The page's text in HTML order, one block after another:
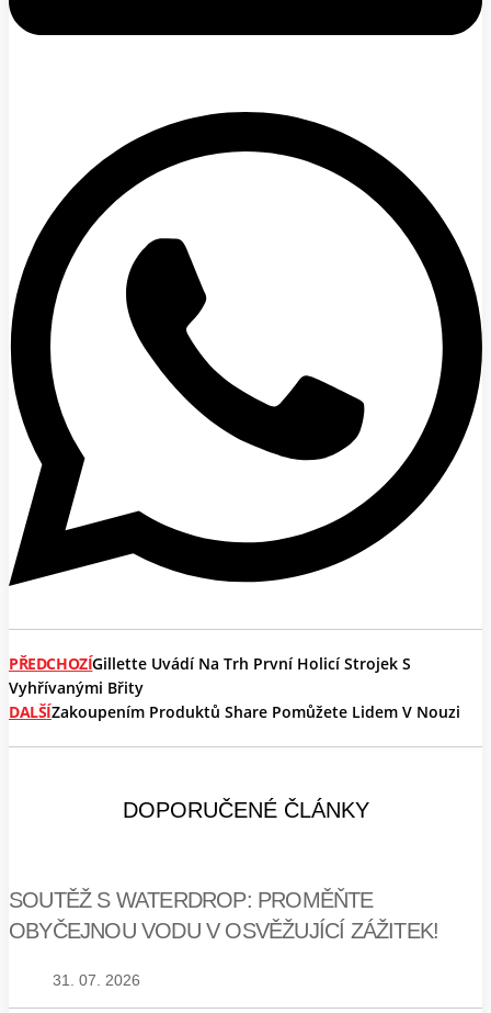
PŘEDCHOZÍGillette Uvádí Na Trh První Holicí Strojek S
Vyhřívanými Břity
DALŠÍZakoupením Produktů Share Pomůžete Lidem V Nouzi
DOPORUČENÉ ČLÁNKY
SOUTĚŽ S WATERDROP: PROMĚŇTE
OBYČEJNOU VODU V OSVĚŽUJÍCÍ ZÁŽITEK!
31. 07. 2026